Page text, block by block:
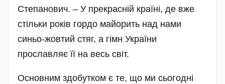
Степанович. – У прекрасній країні, де вже
стільки років гордо майорить над нами
синьо-жовтий стяг, а гімн України
прославляє її на весь світ.
Основним здобутком є те, що ми сьогодні